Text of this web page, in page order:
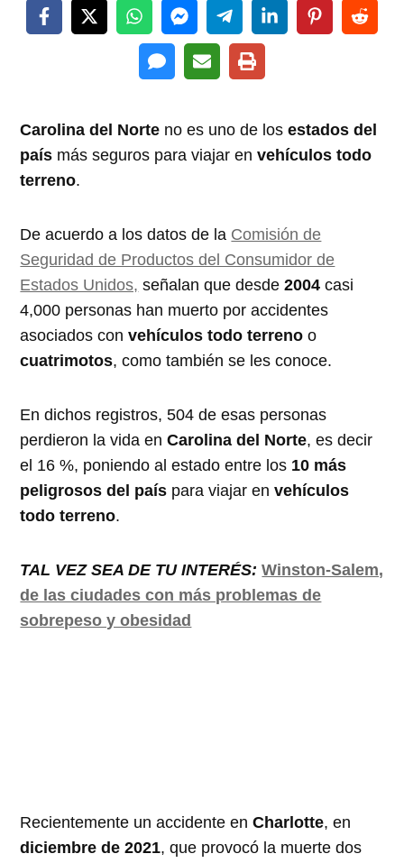
Carolina del Norte no es uno de los estados del
país más seguros para viajar envehículos todo
terreno.
De acuerdo a los datos de la Comisión de
Seguridad de Productos del Consumidor de
Estados Unidos, señalan que desde2004 casi
4,000 personas han muerto por accidentes
asociados convehículos todo terreno o
cuatrimotos, como también se les conoce.
En dichos registros, 504 de esas personas
perdieron la vida enCarolina del Norte, es decir
el 16 %, poniendo al estado entre los 10 más
peligrosos del país para viajar envehículos
todo terreno.
TAL VEZ SEA DE TU INTERÉS:Winston-Salem,
de las ciudades con más problemas de
sobrepeso y obesidad
Recientemente un accidente enCharlotte, en
diciembre de 2021, que provocó la muerte dos